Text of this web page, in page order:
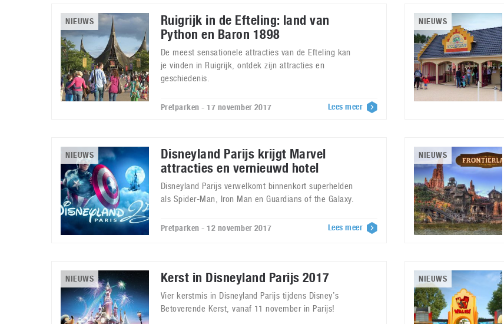
NIEUWS
Ruigrijk in de Efteling: land van
Python en Baron 1898
De meest sensationele attracties van de Efteling kan
je vinden in Ruigrijk, ontdek zijn attracties en
geschiedenis.
Pretparken - 17 november 2017 Lees meer
NIEUWS
NIEUWS
Disneyland Parijs krijgt Marvel
attracties en vernieuwd hotel
Disneyland Parijs verwelkomt binnenkort superhelden
als Spider-Man, Iron Man en Guardians of the Galaxy.
Pretparken - 12 november 2017 Lees meer
NIEUWS
NIEUWS Kerst in Disneyland Parijs 2017
Vier kerstmis in Disneyland Parijs tijdens Disney’s
Betoverende Kerst, vanaf 11 november in Parijs!
NIEUWS